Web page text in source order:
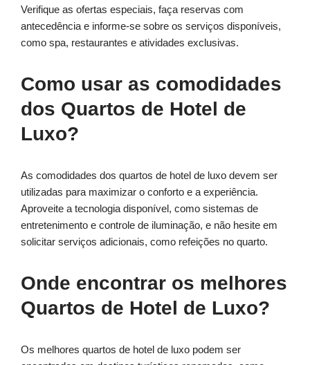
Verifique as ofertas especiais, faça reservas com
antecedência e informe-se sobre os serviços disponíveis,
como spa, restaurantes e atividades exclusivas.
Como usar as comodidades
dos Quartos de Hotel de
Luxo?
As comodidades dos quartos de hotel de luxo devem ser
utilizadas para maximizar o conforto e a experiência.
Aproveite a tecnologia disponível, como sistemas de
entretenimento e controle de iluminação, e não hesite em
solicitar serviços adicionais, como refeições no quarto.
Onde encontrar os melhores
Quartos de Hotel de Luxo?
Os melhores quartos de hotel de luxo podem ser